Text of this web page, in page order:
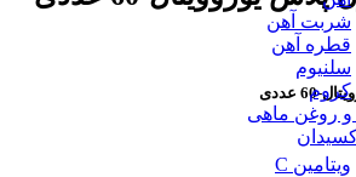
شربت آهن
قطره آهن
سلنیوم
کروم
ویتامین C
عددی